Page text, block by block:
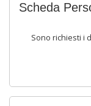
Scheda
Sono richiesti i